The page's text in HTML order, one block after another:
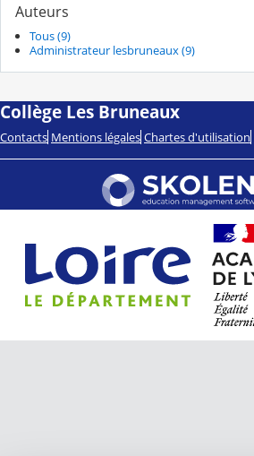
Auteurs
Tous (9)
Administrateur lesbruneaux (9)
Collège Les Bruneaux
Contacts Mentions légales Chartes d'utilisation